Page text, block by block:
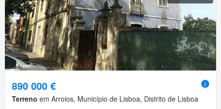
890 000 €
Terreno em Arroios, Município de Lisboa, Distrito de Lisboa